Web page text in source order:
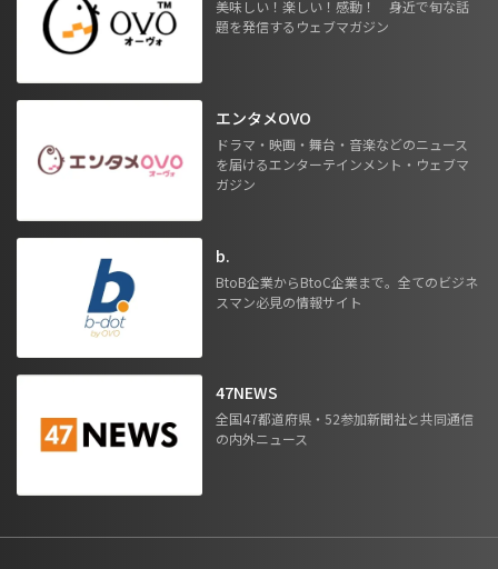
美味しい！楽しい！感動！ 身近で旬な話
題を発信するウェブマガジン
エンタメOVO
ドラマ・映画・舞台・音楽などのニュース
を届けるエンターテインメント・ウェブマ
ガジン
b.
BtoB企業からBtoC企業まで。全てのビジネ
スマン必見の情報サイト
47NEWS
全国47都道府県・52参加新聞社と共同通信
の内外ニュース